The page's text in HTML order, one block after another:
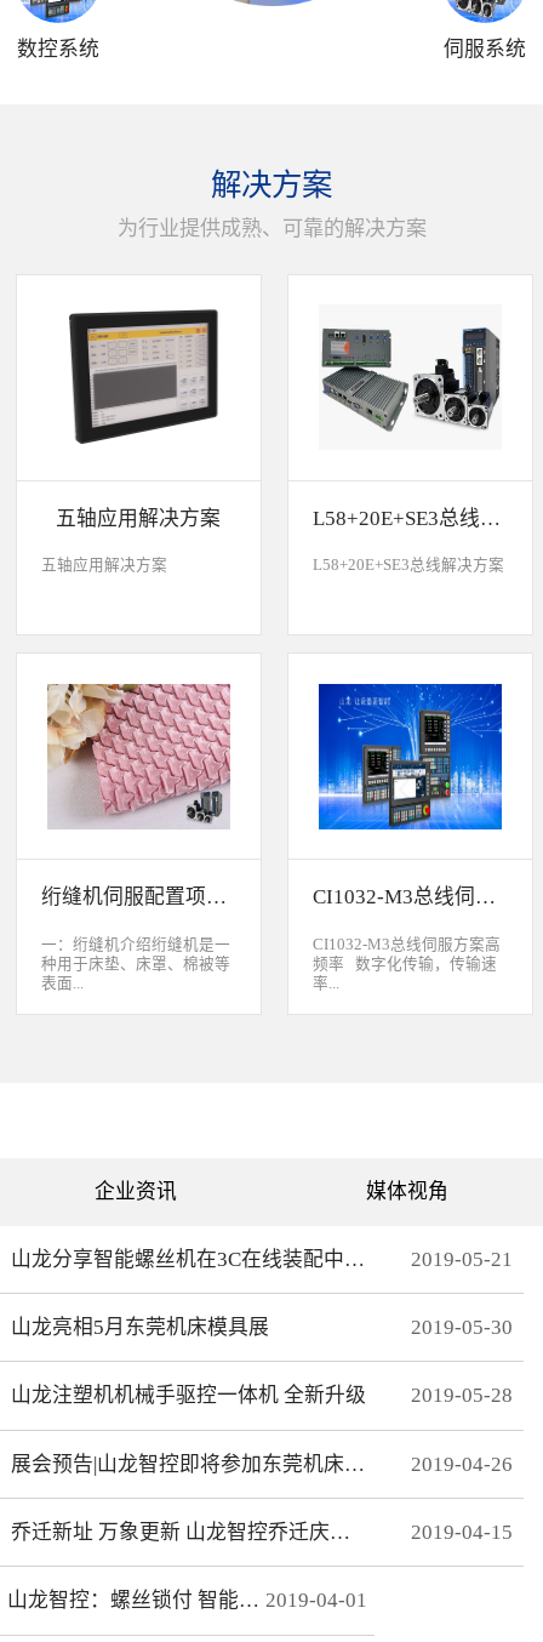
数控系统 伺服系统
解决方案
为行业提供成熟、可靠的解决方案
五轴应用解决方案
五轴应用解决方案
L58+20E+SE3总线解决方案
L58+20E+SE3总线解决方案
绗缝机伺服配置项目介绍
一：绗缝机介绍绗缝机是一
种用于床垫、床罩、棉被等
表面...
为单针设计，采用电脑可视
化界面控制机器移动实现花
绗缝机是以XY—Z型运动的
动，Z轴控制机头的绗缝。
（1）Z轴方向运动——绗缝
针上下的运动。（两个伺
（一个伺服）（3）Y轴方向
运动。（一个伺服）其中Z
轴是要两个伺服来配合完
成，伺服Z1：控制绗缝针上
动跟随不用电脑系统控制。
所以电脑是三轴系统，但却
控制着4个伺服。Z轴主要工
艺是：在500-2800针/分的
速度下，保证针始终能插入
CI1032-M3总线伺服方案
CI1032-M3总线伺服方案高
频率 数字化传输，传输速
率...
合远距离的电机控制。网线
式接线 减少前期接线、制
观。分期保护 可以实现系
拆卸功能，有效杜绝拖款。
伺服参数，一键设置下发，
冲100倍，多个轴联动加工
问题而导致的加 工不
协调、整体效果变形等。快
速 MECHATROLINK III总
响应频率，位 置速度指
令整定时间可达2ms以下。
精准 23位绝对值编码器，
企业资讯 媒体视角
山龙分享智能螺丝机在3C在线装配中的应用 2019-05-21
山龙亮相5月东莞机床模具展 2019-05-30
山龙注塑机机械手驱控一体机 全新升级 2019-05-28
展会预告|山龙智控即将参加东莞机床模具展 2019-04-26
乔迁新址 万象更新 山龙智控乔迁庆典隆重举行 2019-04-15
山龙智控：螺丝锁付 智能升级 2019-04-01